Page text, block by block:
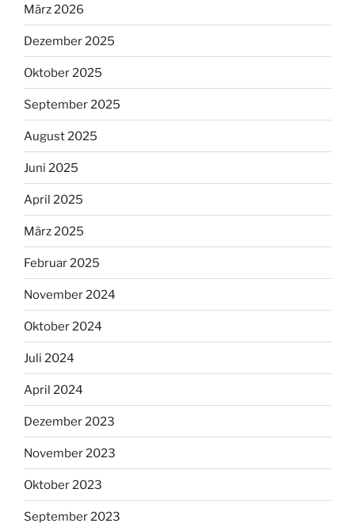
März 2026
Dezember 2025
Oktober 2025
September 2025
August 2025
Juni 2025
April 2025
März 2025
Februar 2025
November 2024
Oktober 2024
Juli 2024
April 2024
Dezember 2023
November 2023
Oktober 2023
September 2023